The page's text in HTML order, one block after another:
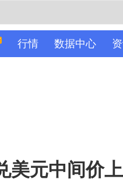
行情 数据中心
美元中间价